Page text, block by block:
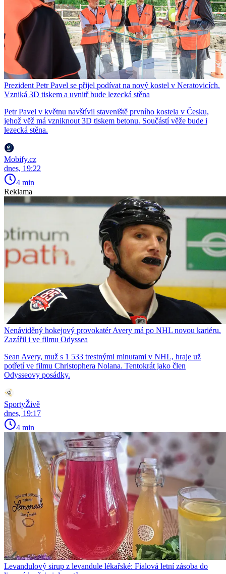
Prezident Petr Pavel se přijel podívat na nový kostel v Neratovicích.
Vzniká 3D tiskem a uvnitř bude lezecká stěna
Petr Pavel v květnu navštívil staveniště prvního kostela v Česku,
jehož věž má vzniknout 3D tiskem betonu. Součástí věže bude i
lezecká stěna.
Mobify.cz
dnes, 19:22
4 min
Reklama
Nenáviděný hokejový provokatér Avery má po NHL novou kariéru.
Zazářil i ve filmu Odyssea
Sean Avery, muž s 1 533 trestnými minutami v NHL, hraje už
potřetí ve filmu Christophera Nolana. Tentokrát jako člen
Odysseovy posádky.
SportyŽivě
dnes, 19:17
4 min
Levandulový sirup z levandule lékařské: Fialová letní zásoba do